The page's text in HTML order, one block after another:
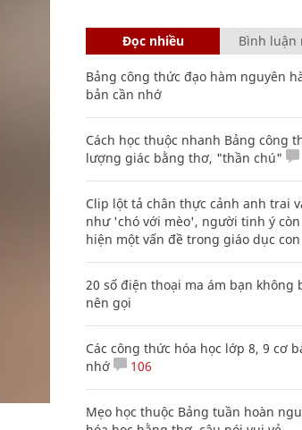
Đọc nhiều Bình luận
Bảng công thức đạo hàm nguyên
bản cần nhớ
Cách học thuộc nhanh Bảng công
lượng giác bằng thơ, "thần chú"
Clip lột tả chân thực cảnh anh trai
như 'chó với mèo', người tinh ý
hiện một vấn đề trong giáo dục con
20 số điện thoại ma ám bạn không
nên gọi
Các công thức hóa học lớp 8, 9 cơ
nhớ
106
Mẹo học thuộc Bảng tuần hoàn